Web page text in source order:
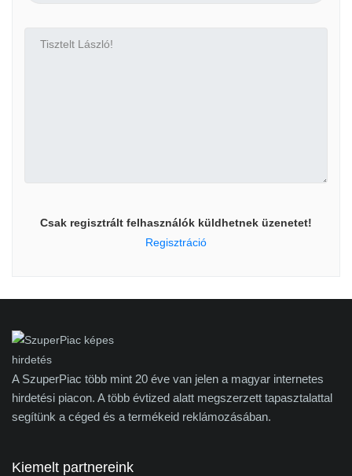
Csak regisztrált felhasználók küldhetnek üzenetet!
Regisztráció
A SzuperPiac több mint 20 éve van jelen a magyar internetes
hirdetési piacon. A több évtized alatt megszerzett tapasztalattal
segítünk a céged és a termékeid reklámozásában.
Kiemelt partnereink